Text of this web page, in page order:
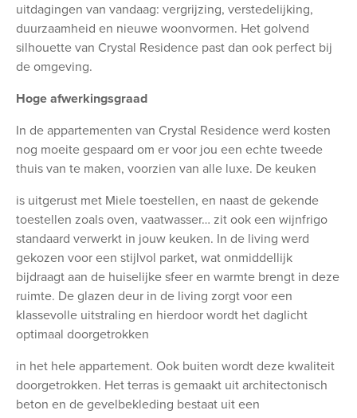
uitdagingen van vandaag: vergrijzing, verstedelijking,
duurzaamheid en nieuwe woonvormen. Het golvend
silhouette van Crystal Residence past dan ook perfect bij
de omgeving.
Hoge afwerkingsgraad
In de appartementen van Crystal Residence werd kosten
nog moeite gespaard om er voor jou een echte tweede
thuis van te maken, voorzien van alle luxe. De keuken
is uitgerust met Miele toestellen, en naast de gekende
toestellen zoals oven, vaatwasser… zit ook een wijnfrigo
standaard verwerkt in jouw keuken. In de living werd
gekozen voor een stijlvol parket, wat onmiddellijk
bijdraagt aan de huiselijke sfeer en warmte brengt in deze
ruimte. De glazen deur in de living zorgt voor een
klassevolle uitstraling en hierdoor wordt het daglicht
optimaal doorgetrokken
in het hele appartement. Ook buiten wordt deze kwaliteit
doorgetrokken. Het terras is gemaakt uit architectonisch
beton en de gevelbekleding bestaat uit een